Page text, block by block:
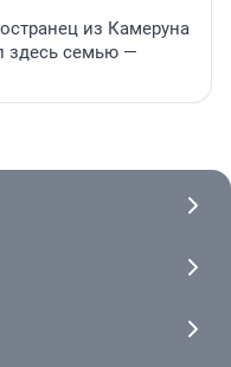
из Камеруна
здесь семью —